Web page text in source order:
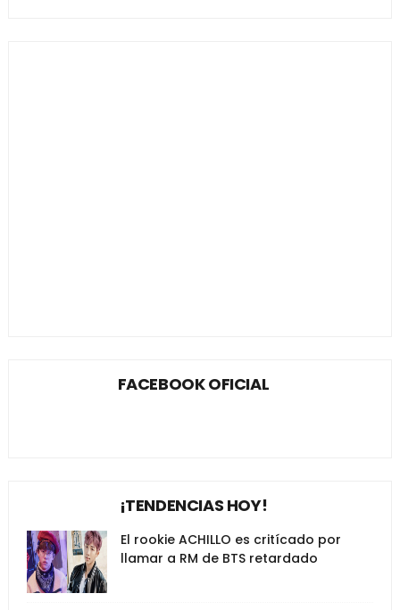
FACEBOOK OFICIAL
¡TENDENCIAS HOY!
El rookie ACHILLO es critícado por
llamar a RM de BTS retardado